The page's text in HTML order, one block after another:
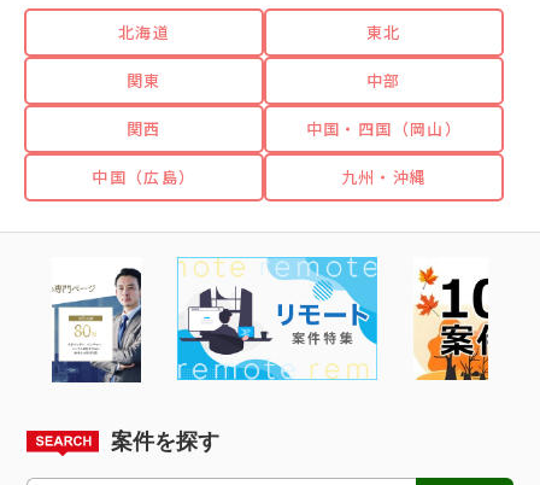
北海道 東北
関東 中部
関西 中国・四国 （岡山）
中国 （広島） 九州・沖縄
案件を探す